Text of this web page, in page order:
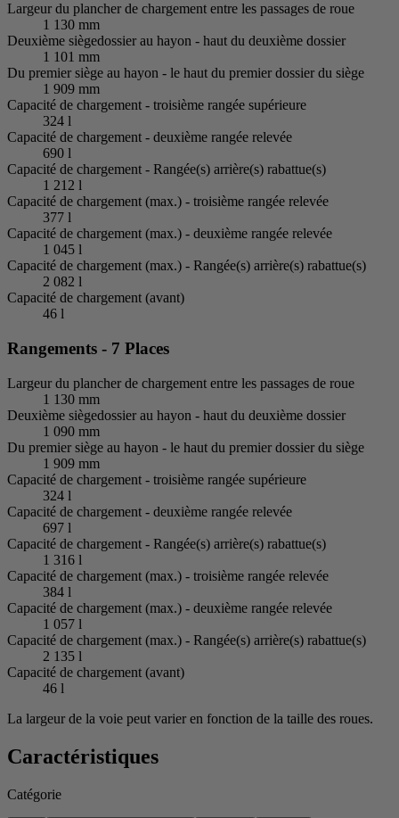
Largeur du plancher de chargement entre les passages de roue
1 130 mm
Deuxième siègedossier au hayon - haut du deuxième dossier
1 101 mm
Du premier siège au hayon - le haut du premier dossier du siège
1 909 mm
Capacité de chargement - troisième rangée supérieure
324 l
Capacité de chargement - deuxième rangée relevée
690 l
Capacité de chargement - Rangée(s) arrière(s) rabattue(s)
1 212 l
Capacité de chargement (max.) - troisième rangée relevée
377 l
Capacité de chargement (max.) - deuxième rangée relevée
1 045 l
Capacité de chargement (max.) - Rangée(s) arrière(s) rabattue(s)
2 082 l
Capacité de chargement (avant)
46 l
Rangements - 7 Places
Largeur du plancher de chargement entre les passages de roue
1 130 mm
Deuxième siègedossier au hayon - haut du deuxième dossier
1 090 mm
Du premier siège au hayon - le haut du premier dossier du siège
1 909 mm
Capacité de chargement - troisième rangée supérieure
324 l
Capacité de chargement - deuxième rangée relevée
697 l
Capacité de chargement - Rangée(s) arrière(s) rabattue(s)
1 316 l
Capacité de chargement (max.) - troisième rangée relevée
384 l
Capacité de chargement (max.) - deuxième rangée relevée
1 057 l
Capacité de chargement (max.) - Rangée(s) arrière(s) rabattue(s)
2 135 l
Capacité de chargement (avant)
46 l
La largeur de la voie peut varier en fonction de la taille des roues.
Caractéristiques
Catégorie